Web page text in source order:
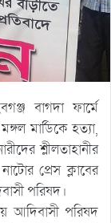
বাগদা ফার্মে
মার্ডিকে হত্যা,
শ্লীলতাহানীর
প্রেস ক্লাবের
পরিষদ।
আদিবাসী পরিষদ